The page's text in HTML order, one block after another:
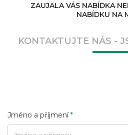
ZAUJALA VÁS NABÍDKA
NABÍDKU NA
KONTAKTUJTE NÁS -
Jméno a příjmení*